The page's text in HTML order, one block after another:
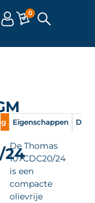
0
24
Eigenschappen
De Thomas
107CDC20/24
is een
compacte
olievrije